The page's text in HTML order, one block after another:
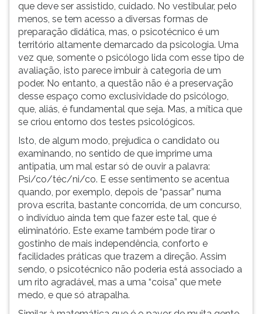
que deve ser assistido, cuidado. No vestibular, pelo
menos, se tem acesso a diversas formas de
preparação didática, mas, o psicotécnico é um
território altamente demarcado da psicologia. Uma
vez que, somente o psicólogo lida com esse tipo de
avaliação, isto parece imbuir à categoria de um
poder. No entanto, a questão não é a preservação
desse espaço como exclusividade do psicólogo,
que, aliás, é fundamental que seja. Mas, a mítica que
se criou entorno dos testes psicológicos.
Isto, de algum modo, prejudica o candidato ou
examinando, no sentido de que imprime uma
antipatia, um mal estar só de ouvir a palavra:
Psi/co/téc/ni/co. E esse sentimento se acentua
quando, por exemplo, depois de “passar” numa
prova escrita, bastante concorrida, de um concurso,
o indivíduo ainda tem que fazer este tal, que é
eliminatório. Este exame também pode tirar o
gostinho de mais independência, conforto e
facilidades práticas que trazem a direção. Assim
sendo, o psicotécnico não poderia está associado a
um rito agradável, mas a uma “coisa” que mete
medo, e que só atrapalha.